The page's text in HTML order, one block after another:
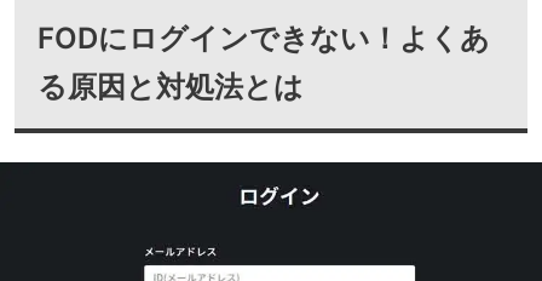
FODにログインできない！よくあ
る原因と対処法とは